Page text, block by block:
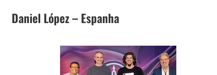
Daniel López – Espanha